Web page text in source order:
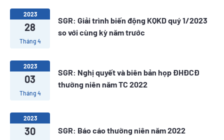
2023
28
Tháng 4
SGR: Giải trình biến động KQKD quý 1/2023
so với cùng kỳ năm trước
2023
03
Tháng 4
SGR: Nghị quyết và biên bản họp ĐHĐCĐ
thường niên năm TC 2022
2023
30 SGR: Báo cáo thường niên năm 2022